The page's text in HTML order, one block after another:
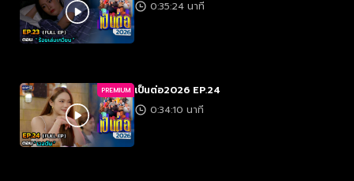
0:35:24 นาที
PREMIUM เป็นต่อ2026 EP.24
0:34:10 นาที